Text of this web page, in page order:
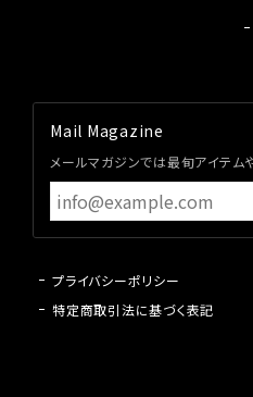
Mail Magazine
メールマガジンでは最旬アイテム
プライバシーポリシー
特定商取引法に基づく表記